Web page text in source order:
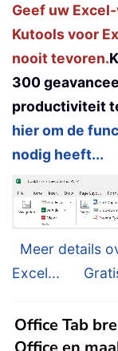
Geef uw
Kutools voor
nooit tevoren.
300
productiviteit
hier om de
nodig heeft...
Meer details
Excel...
Office Tab